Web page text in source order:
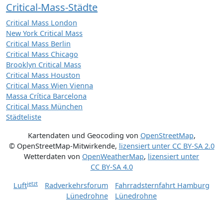
Critical-Mass-Städte
Critical Mass London
New York Critical Mass
Critical Mass Berlin
Critical Mass Chicago
Brooklyn Critical Mass
Critical Mass Houston
Critical Mass Wien Vienna
Massa Crítica Barcelona
Critical Mass München
Städteliste
Kartendaten und Geocoding von OpenStreetMap,
© OpenStreetMap-Mitwirkende, lizensiert unter CC BY-SA 2.0
Wetterdaten von OpenWeatherMap, lizensiert unter
CC BY-SA 4.0
Luftjetzt Radverkehrsforum
Fahrradsternfahrt Hamburg
Lünedrohne
Lünedrohne